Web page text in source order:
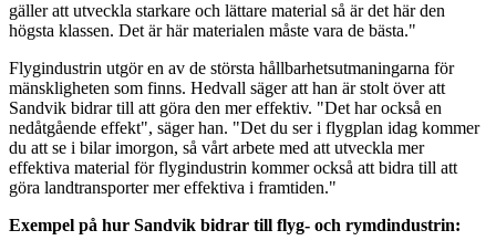
gäller att utveckla starkare och lättare material så är det här den
högsta klassen. Det är här materialen måste vara de bästa."
Flygindustrin utgör en av de största hållbarhetsutmaningarna för
mänskligheten som finns. Hedvall säger att han är stolt över att
Sandvik bidrar till att göra den mer effektiv. "Det har också en
nedåtgående effekt", säger han. "Det du ser i flygplan idag kommer
du att se i bilar imorgon, så vårt arbete med att utveckla mer
effektiva material för flygindustrin kommer också att bidra till att
göra landtransporter mer effektiva i framtiden."
Exempel på hur Sandvik bidrar till flyg- och rymdindustrin: